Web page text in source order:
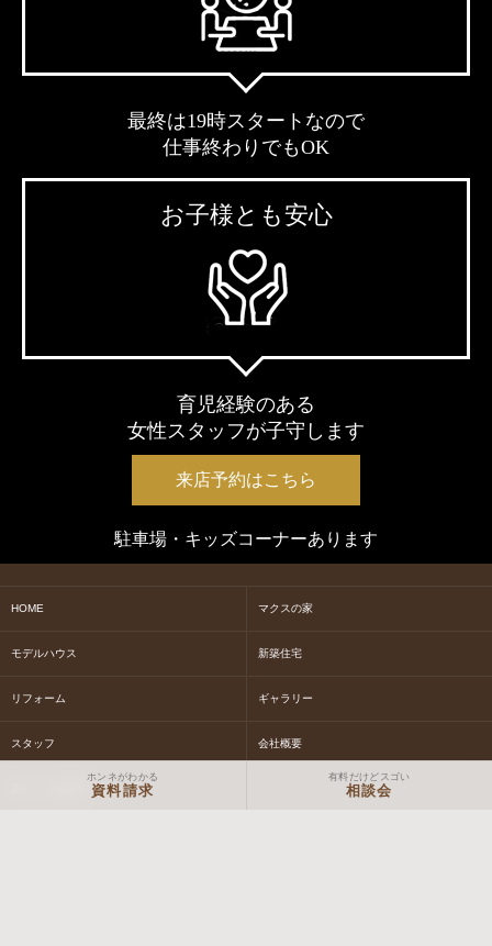
最終は19時スタートなので
仕事終わりでもOK
お子様とも安心
育児経験のある
女性スタッフが子守します
来店予約はこちら
駐車場・キッズコーナーあります
HOME マクスの家
モデルハウス 新築住宅
リフォーム ギャラリー
スタッフ 会社概要
ホンネがわかる
資料請求
有料だけどスゴい
相談会